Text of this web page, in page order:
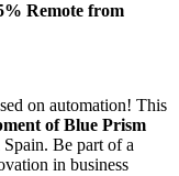
Remote from
on automation! This
of Blue Prism
Be part of a
in business